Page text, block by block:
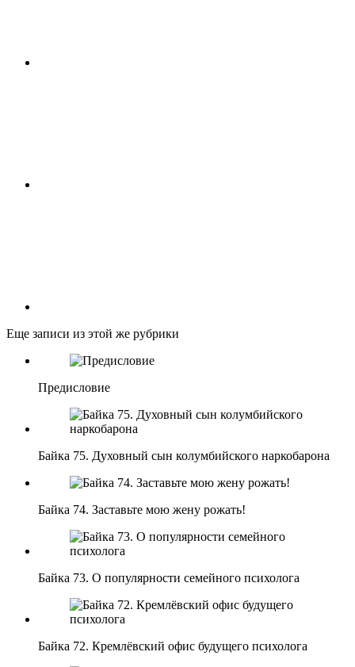
Еще записи из этой же рубрики
Предисловие
Байка 75. Духовный сын колумбийского наркобарона
Байка 74. Заставьте мою жену рожать!
Байка 73. О популярности семейного психолога
Байка 72. Кремлёвский офис будущего психолога